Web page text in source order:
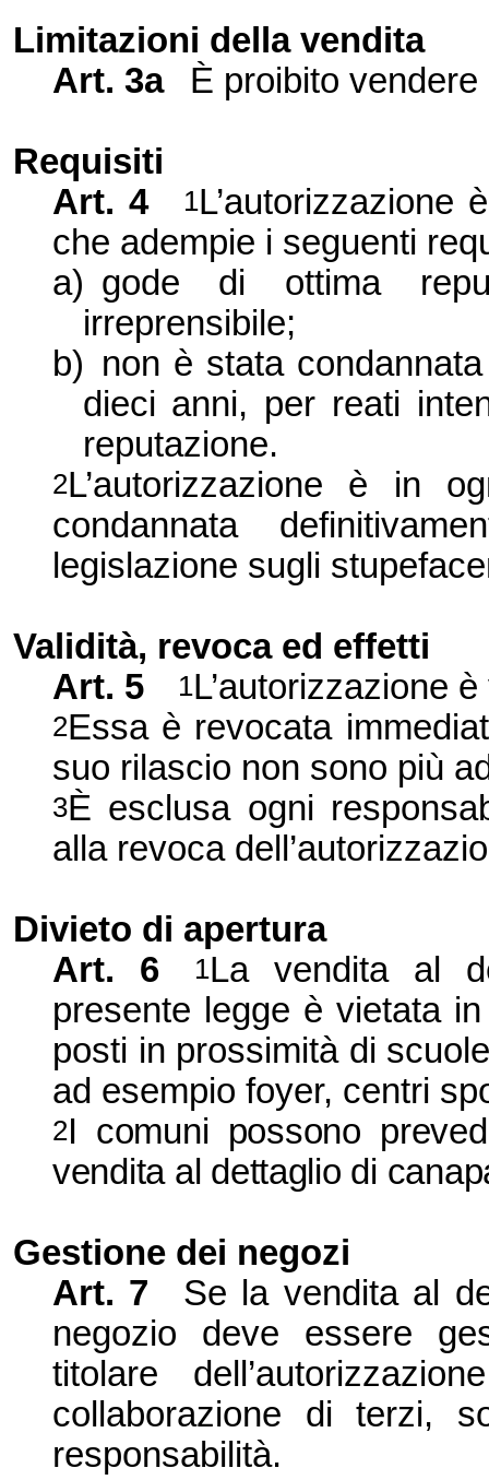
Limitazioni della vendita
Art. 3a
È proibito
Requisiti
Art. 4
1L’autorizzazione
che adempie i seguenti
a) gode di ottima
irreprensibile;
b) non è stata
dieci anni, per reati
reputazione.
2L’autorizzazione è in
condannata
legislazione sugli
Validità, revoca ed effetti
Art. 5
1L’autorizzazione
2Essa è revocata
suo rilascio non sono più
3È esclusa ogni
alla revoca dell’
Divieto di apertura
Art. 6
1La vendita al
presente legge è vietata
posti in prossimità di
ad esempio foyer, centri
2I comuni possono
vendita al dettaglio di
Gestione dei negozi
Art. 7
Se la vendita al
negozio deve essere
titolare dell’
collaborazione di terzi,
responsabilità.